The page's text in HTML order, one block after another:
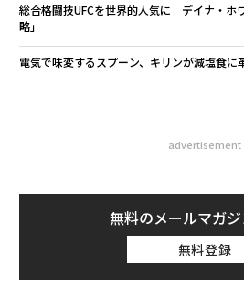
総合格闘技UFCを世界的人気に デイナ・ホ
略」
電気で味変するスプーン、キリンが減塩食に
advertisement
無料のメールマガ
無料登録